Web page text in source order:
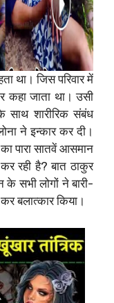
था। जिस परिवार में
कहा जाता था। उसी
शारीरिक संबंध
ने इन्कार कर दी।
पारा सातवें आसमान
रही है? बात ठाकुर
सभी लोगों ने बारी-
बलात्कार किया।